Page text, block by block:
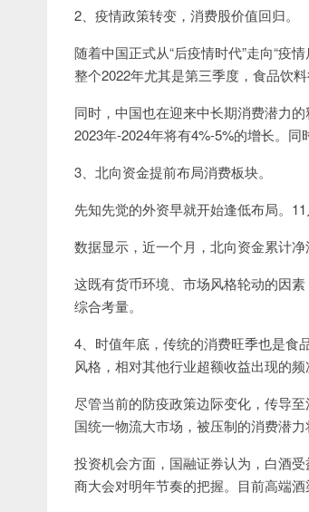
2、疫情政策转变，消费股价值回归。
随着中国正式从“后疫情时代”走向“疫
整个2022年尤其是第三季度，食品饮
同时，中国也在迎来中长期消费潜力
2023年-2024年将有4%-5%的增长。同
3、北向资金提前布局消费板块。
先知先觉的外资早就开始逢低布局。
数据显示，近一个月，北向资金累计
这既有货币环境、市场风格轮动的因
综合考量。
4、时值年底，传统的消费旺季也是食
风格，相对其他行业超额收益出现的频
尽管当前的防疫政策边际变化，传导
国统一物流大市场，被压制的消费潜
投资机会方面，国融证券认为，白酒
商大会对明年节奏的把握。目前高端